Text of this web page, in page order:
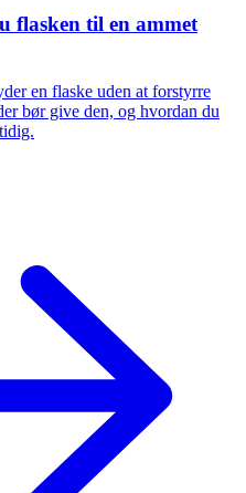
flasken til en ammet
en flaske uden at forstyrre
bør give den, og hvordan du